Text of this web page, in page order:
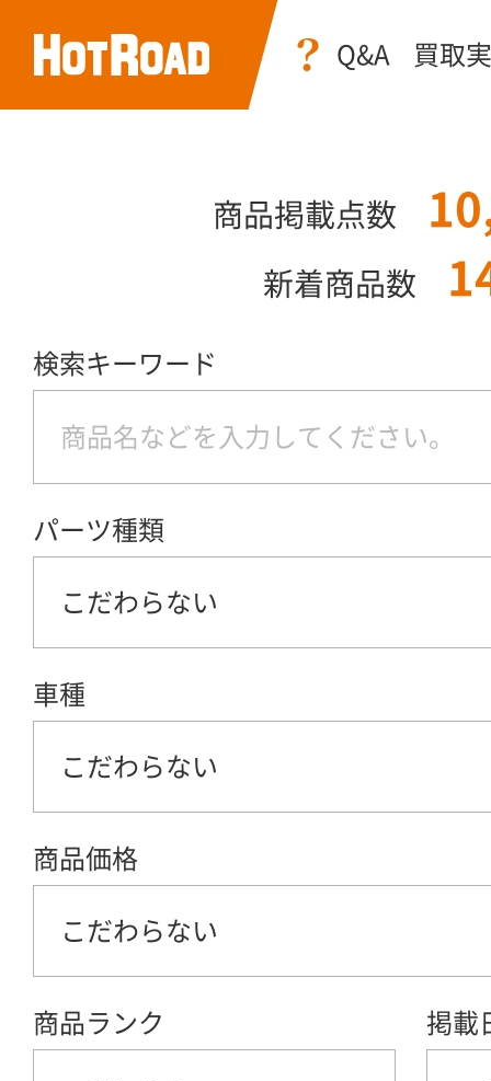
Q&A 買取
商品掲載点数
新着商品数
検索キーワード
パーツ種類
こだわらない
車種
こだわらない
商品価格
こだわらない
商品ランク 掲載